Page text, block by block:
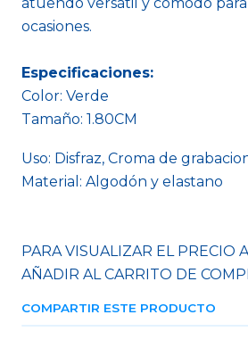
ocasiones.
Especificaciones:
Color: Verde
Tamaño: 1.80CM
Uso: Disfraz, Croma de
Material: Algodón y elastano
PARA VISUALIZAR EL PRECIO
AÑADIR AL CARRITO DE
COMPARTIR ESTE PRODUCTO